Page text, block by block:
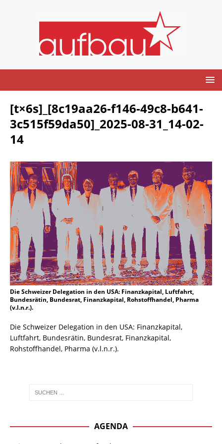
[t×6s]_[8c19aa26-f146-49c8-b641-
3c515f59da50]_2025-08-31_14-02-
14
Die Schweizer Delegation in den USA: Finanzkapital, Luftfahrt,
Bundesrätin, Bundesrat, Finanzkapital, Rohstoffhandel, Pharma
(v.l.n.r.).
Die Schweizer Delegation in den USA: Finanzkapital,
Luftfahrt, Bundesrätin, Bundesrat, Finanzkapital,
Rohstoffhandel, Pharma (v.l.n.r.).
AGENDA